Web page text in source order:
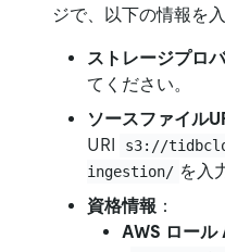
ジで、以下の情報を
ストレージプロ
てください。
ソースファイル
URI
s3://
ingestion/ を入
資格情報 ：
AWS ロール